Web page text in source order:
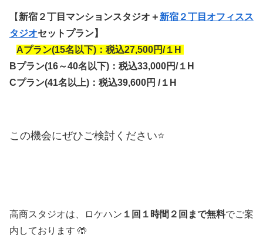
【 新宿２丁目マンションスタジオ＋ 新宿２丁目オフィスス
タジオセットプラン】
Aプラン(15名以下)：税込27,500円/１H
Bプラン(16～40名以下)：税込33,000円/１H
Cプラン(41名以上)：税込39,600円 /１H
この機会にぜひご検討ください⭐
高商スタジオは、ロケハン １回１時間２回まで無料でご案
内しております 🤲